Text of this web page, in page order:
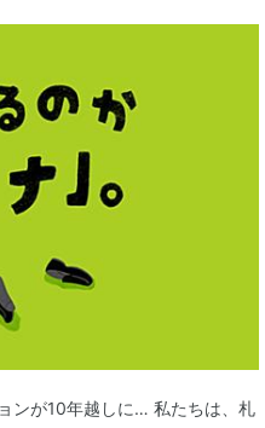
ンが10年越しに… 私たちは、札